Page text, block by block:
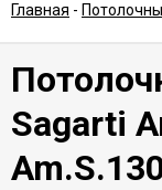
Главная -
Sagarti